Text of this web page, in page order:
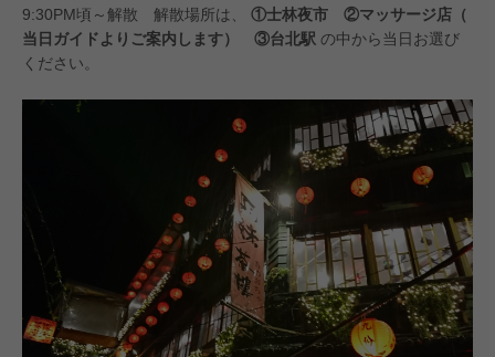
9:30PM頃～解散 解散場所は、 ①士林夜市 ②マッサージ店（
当日ガイドよりご案内します） ③台北駅 の中から当日お選び
ください。